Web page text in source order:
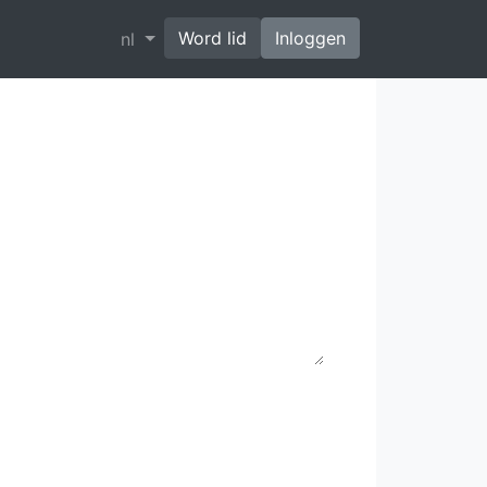
nl Word lid Inloggen